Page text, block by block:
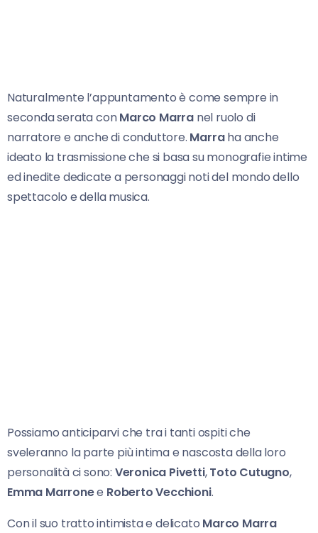
Naturalmente l’appuntamento è come sempre in
seconda serata conMarco Marra nel ruolo di
narratore e anche di conduttore. Marraha anche
ideato la trasmissione che si basa su monografie intime
ed inedite dedicate a personaggi noti del mondo dello
spettacolo e della musica.
Possiamo anticiparvi che tra i tanti ospiti che
sveleranno la parte più intima e nascosta della loro
personalità ci sono: Veronica Pivetti,Toto Cutugno,
Emma Marronee Roberto Vecchioni.
Con il suo tratto intimista e delicato Marco Marra